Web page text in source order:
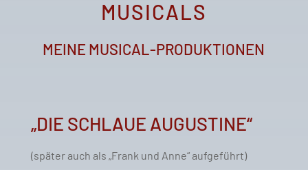
MUSICALS
MEINE MUSICAL-PRODUKTIONEN
„DIE SCHLAUE AUGUSTINE“
(später auch als „Frank und Anne“ aufgeführt)